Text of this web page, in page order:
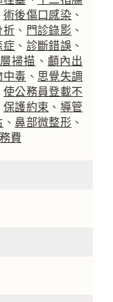
術後傷口感染 、
折 、 門診錄影 、
症 、 診斷錯誤 、
掃描 、 顱內出
中毒 、 思覺失調
使公務員登載不
保護約束 、 導管
、鼻部微整形 、
費